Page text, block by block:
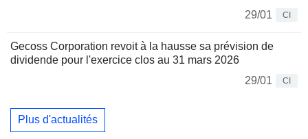
29/01 CI
Gecoss Corporation revoit à la hausse sa prévision de
dividende pour l'exercice clos au 31 mars 2026
29/01
CI
Plus d'actualités